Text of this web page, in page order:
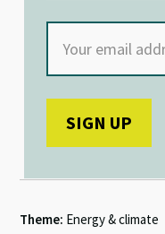
Theme: Energy & climate